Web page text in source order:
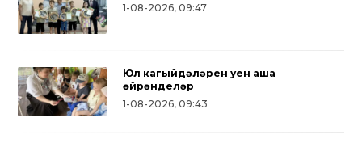
1-08-2026, 09:47
Юл кагыйдәләрен уен аша
өйрәнделәр
1-08-2026, 09:43